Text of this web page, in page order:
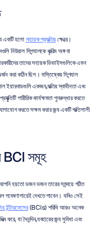
একটি হলো সহায়ক প্রযুক্তির ক্ষেত্রে।
নিউরাল সিগন্যালকে কৃত্রিম অঙ্গ বা
তাদের সহায়ক ডিভাইসগুলিকে এমন
করা কঠিন ছিল। মস্তিষ্কের সিগন্যাল
ইয়ারবাডগুলি একজন ব্যক্তির স্বাধীনতা এবং
শারীরিক কার্যক্ষমতা পুনরুদ্ধার করতে
করতে সক্ষম করার জন্য একটি শক্তিশালী
BCI সমূহ
হয়তো ডজন ডজন তারের সমন্বয়ে গঠিত
গবেষণাগারেই দেখতে পাবেন। যদিও সেই
ইন্টারফেসের (BCIs) পরিধি আরও অনেক
করে, যা দৈনন্দিন ব্যবহারের জন্য সুবিধা এবং